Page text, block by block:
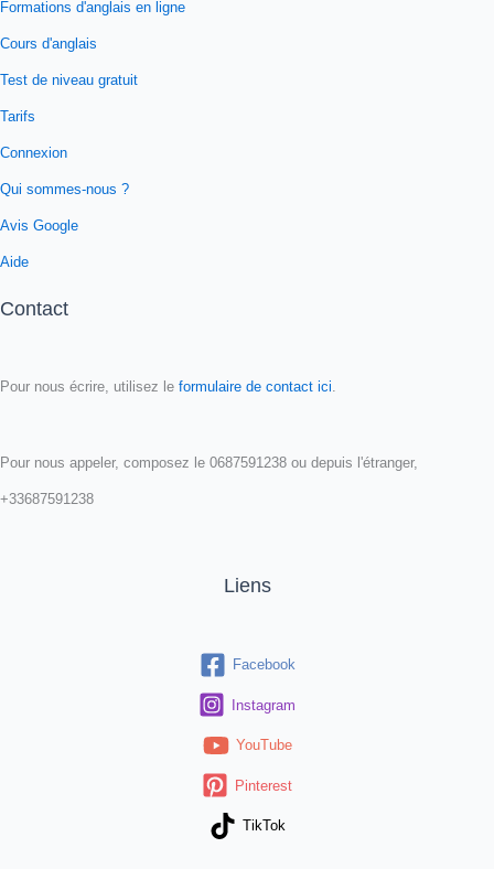
Formations d'anglais en ligne
Cours d'anglais
Test de niveau gratuit
Tarifs
Connexion
Qui sommes-nous ?
Avis Google
Aide
Contact
Pour nous écrire, utilisez le formulaire de contact ici
Pour nous appeler, composez le 0687591238 ou depuis l'étranger,
+33687591238
Liens
Facebook
Instagram
YouTube
Pinterest
TikTok